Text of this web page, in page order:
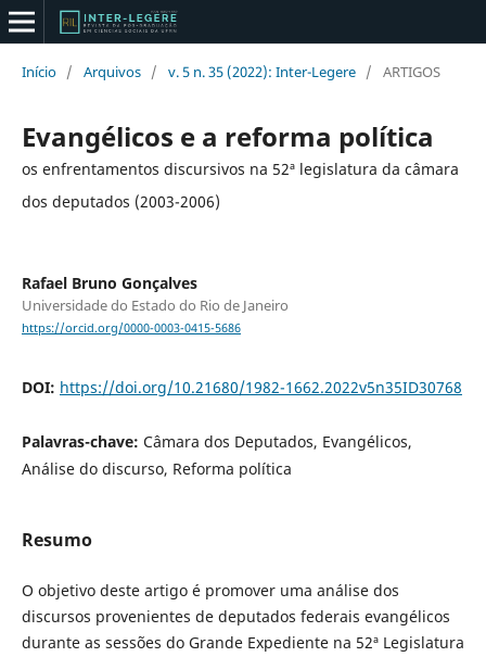
Início / Arquivos / v. 5 n. 35 (2022): Inter-Legere / ARTIGOS
Evangélicos e a reforma política
os enfrentamentos discursivos na 52ª legislatura da câmara
dos deputados (2003-2006)
Rafael Bruno Gonçalves
Universidade do Estado do Rio de Janeiro
https://orcid.org/0000-0003-0415-5686
DOI: https://doi.org/10.21680/1982-1662.2022v5n35ID30768
Palavras-chave: Câmara dos Deputados, Evangélicos,
Análise do discurso, Reforma política
Resumo
O objetivo deste artigo é promover uma análise dos
discursos provenientes de deputados federais evangélicos
durante as sessões do Grande Expediente na 52ª Legislatura